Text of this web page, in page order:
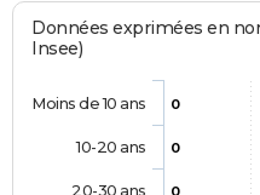
Données exprimées en
Insee)
0
0
0
Moins de 10 ans
10-20 ans
20-30 ans